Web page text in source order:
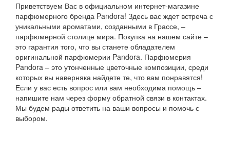
Приветствуем Вас в официальном интернет-магазине
парфюмерного бренда Pandora! Здесь вас ждет встреча с
уникальными ароматами, созданными в Грассе, –
парфюмерной столице мира. Покупка на нашем сайте –
это гарантия того, что вы станете обладателем
оригинальной парфюмерии Pandora. Парфюмерия
Pandora – это утонченные цветочные композиции, среди
которых вы наверняка найдете те, что вам понравятся!
Если у вас есть вопрос или вам необходима помощь –
напишите нам через форму обратной связи в контактах.
Мы будем рады ответить на ваши вопросы и помочь с
выбором.